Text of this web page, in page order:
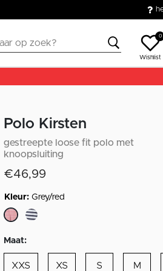
0
Wishlist
Polo Kirsten
gestreepte loose fit polo met
knoopsluiting
€46,99
Kleur:Grey/red
Maat:
XXS XS S M